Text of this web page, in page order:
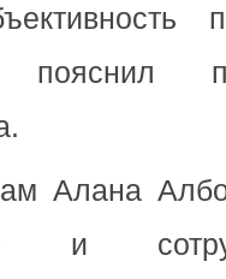
пояснил
Алана
и